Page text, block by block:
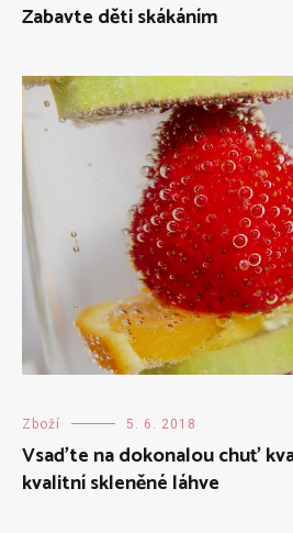
Zabavte děti skákáním
Zboží 5. 6. 2018
Vsaďte na dokonalou chuť
kvalitní skleněné láhve